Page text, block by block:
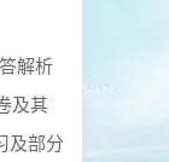
解析
及其
及部分